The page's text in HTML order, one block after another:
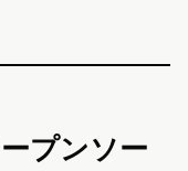
プンソー